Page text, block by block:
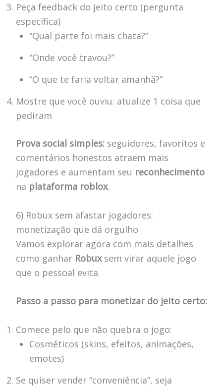
Peça feedback do jeito certo (pergunta
específica)
“Qual parte foi mais chata?”
“Onde você travou?”
“O que te faria voltar amanhã?”
Mostre que você ouviu: atualize 1 coisa que
pediram
Prova social simples:seguidores, favoritos e
comentários honestos atraem mais
jogadores e aumentam seu reconhecimento
na plataforma roblox.
6) Robux sem afastar jogadores:
monetização que dá orgulho
Vamos explorar agora com mais detalhes
como ganhar Robuxsem virar aquele jogo
que o pessoal evita.
Passo a passo para monetizar do jeito certo:
Comece pelo que não quebra o jogo:
Cosméticos (skins, efeitos, animações,
emotes)
Se quiser vender “conveniência”, seja